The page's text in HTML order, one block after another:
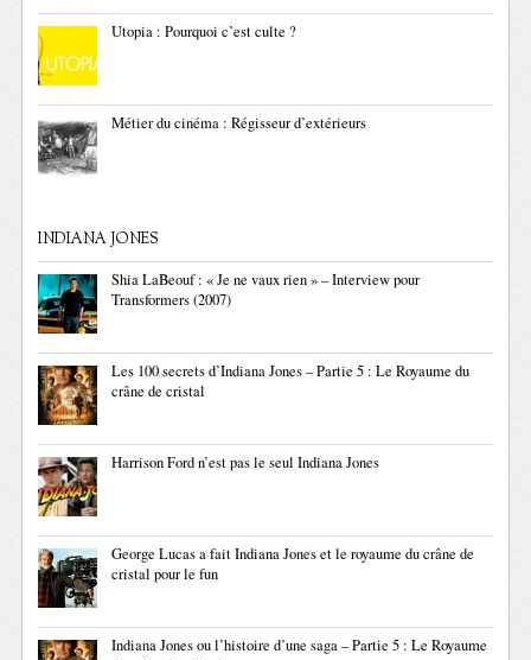
Utopia : Pourquoi c’est culte ?
Métier du cinéma : Régisseur d’extérieurs
INDIANA JONES
Shia LaBeouf : « Je ne vaux rien » – Interview pour
Transformers (2007)
Les 100 secrets d’Indiana Jones – Partie 5 : Le Royaume du
crâne de cristal
Harrison Ford n’est pas le seul Indiana Jones
George Lucas a fait Indiana Jones et le royaume du crâne de
cristal pour le fun
Indiana Jones ou l’histoire d’une saga – Partie 5 : Le Royaume